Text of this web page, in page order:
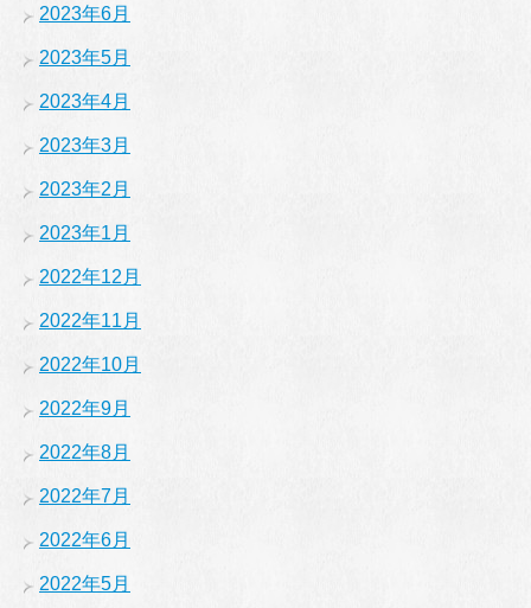
2023年6月
2023年5月
2023年4月
2023年3月
2023年2月
2023年1月
2022年12月
2022年11月
2022年10月
2022年9月
2022年8月
2022年7月
2022年6月
2022年5月